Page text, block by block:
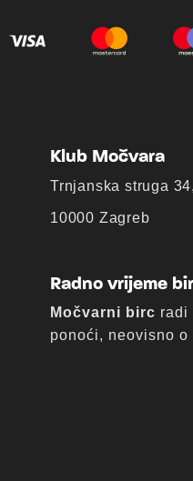
Klub Močvara
Trnjanska struga 34,
10000 Zagreb
Radno vrijeme
Močvarni birc radi
ponoći, neovisno o